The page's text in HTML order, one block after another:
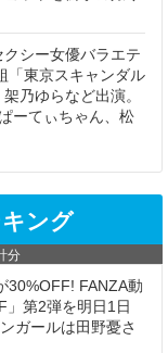
シー女優バラエテ
「東京スキャンダル
乃ゆらなど出演。
ーてぃちゃん、松
ング
分
30%OFF! FANZA動
」第2弾を明日1日
ガールは田野憂さ